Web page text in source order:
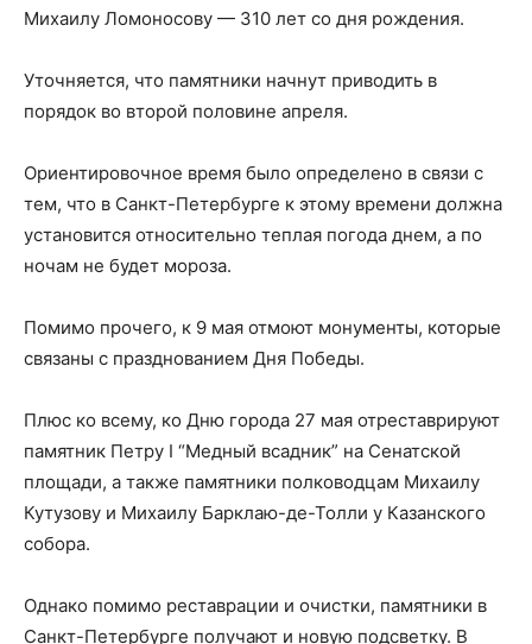
Михаилу Ломоносову — 310 лет со дня рождения.
Уточняется, что памятники начнут приводить в
порядок во второй половине апреля.
Ориентировочное время было определено в связи с
тем, что в Санкт-Петербурге к этому времени должна
установится относительно теплая погода днем, а по
ночам не будет мороза.
Помимо прочего, к 9 мая отмоют монументы, которые
связаны с празднованием Дня Победы.
Плюс ко всему, ко Дню города 27 мая отреставрируют
памятник Петру I “Медный всадник” на Сенатской
площади, а также памятники полководцам Михаилу
Кутузову и Михаилу Барклаю-де-Толли у Казанского
собора.
Однако помимо реставрации и очистки, памятники в
Санкт-Петербурге получают и новую подсветку. В